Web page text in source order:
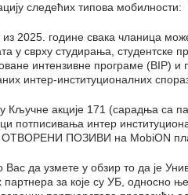
следећих типова мобилности:
2025. године свака чланица
у сврху студирања, студентске
интензивне програме (BIP)
интер-институционалних
Кључне акције 171 (сарадња са
потписивања интер
ОТВОРЕНИ ПОЗИВИ на MobiON
да узмете у обзир то да је
партнера за које су УБ, односно